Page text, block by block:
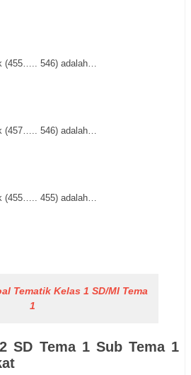
(455….. 546) adalah…
(457….. 546) adalah…
(455….. 455) adalah…
Tematik Kelas 1 SD/MI Tema
1
SD Tema 1 Sub Tema 1